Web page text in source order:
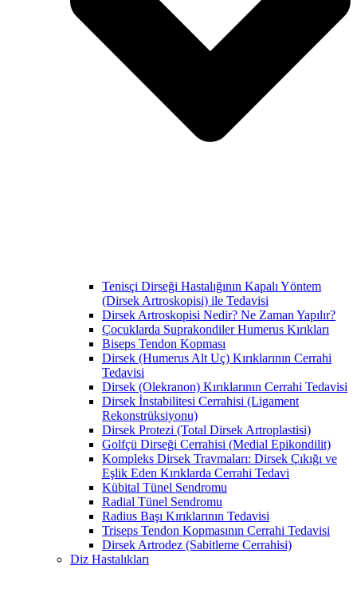
Tenisçi Dirseği Hastalığının Kapalı Yöntem
(Dirsek Artroskopisi) ile Tedavisi
Dirsek Artroskopisi Nedir? Ne Zaman Yapılır?
Çocuklarda Suprakondiler Humerus Kırıkları
Biseps Tendon Kopması
Dirsek (Humerus Alt Uç) Kırıklarının Cerrahi
Tedavisi
Dirsek (Olekranon) Kırıklarının Cerrahi Tedavisi
Dirsek İnstabilitesi Cerrahisi (Ligament
Rekonstrüksiyonu)
Dirsek Protezi (Total Dirsek Artroplastisi)
Golfçü Dirseği Cerrahisi (Medial Epikondilit)
Kompleks Dirsek Travmaları: Dirsek Çıkığı ve
Eşlik Eden Kırıklarda Cerrahi Tedavi
Kübital Tünel Sendromu
Radial Tünel Sendromu
Radius Başı Kırıklarının Tedavisi
Triseps Tendon Kopmasının Cerrahi Tedavisi
Dirsek Artrodez (Sabitleme Cerrahisi)
Diz Hastalıkları